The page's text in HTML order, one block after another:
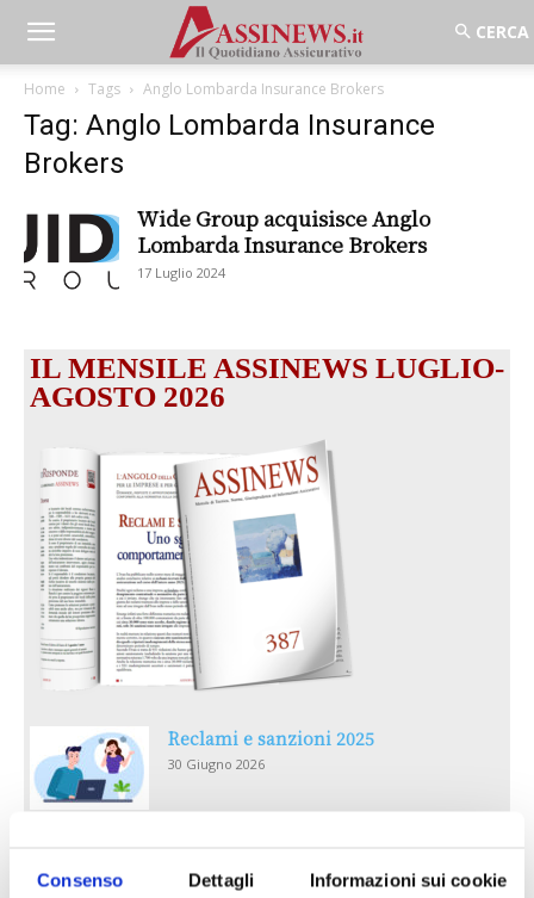
Consenso Dettagli Informazioni sui cookie
Home Tags Anglo Lombarda Insurance Brokers
Tag: Anglo Lombarda Insurance
Brokers
Wide Group acquisisce Anglo
Lombarda Insurance Brokers
17 Luglio 2024
IL MENSILE ASSINEWS LUGLIO-
AGOSTO 2026
Reclami e sanzioni 2025
30 Giugno 2026
RECENSIONI E CRISI DIGITALI